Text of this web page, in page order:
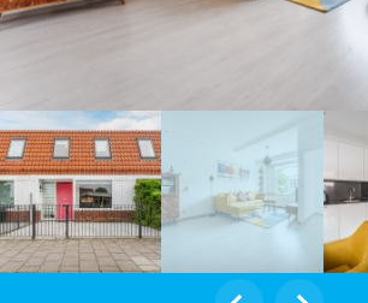
– Lindenlaan